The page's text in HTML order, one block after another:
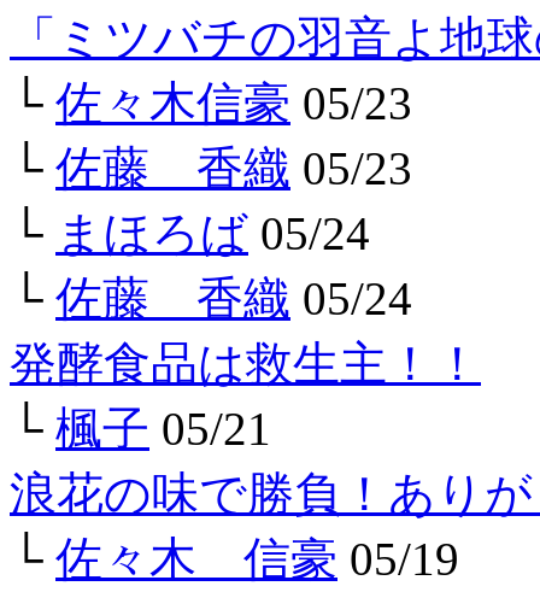
「ミツバチの羽音よ地
└ 佐々木信豪 05/23
└ 佐藤 香織 05/23
└ まほろば 05/24
└ 佐藤 香織 05/24
発酵食品は救生主！！
└ 楓子 05/21
浪花の味で勝負！あり
└ 佐々木 信豪 05/19